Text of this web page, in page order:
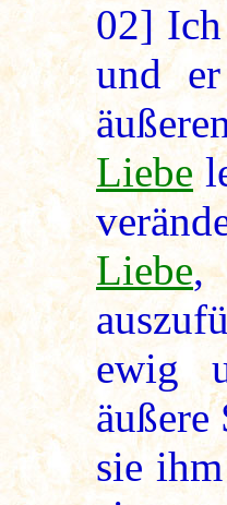
02]
und
Liebe
Liebe,
ewig
äußere
sie